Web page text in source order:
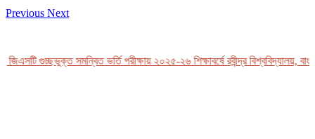
Previous Next
গুচ্ছভুক্ত সমন্বিত ভর্তি পরীক্ষায় ২০২৫-২৬ শিক্ষাবর্ষে রবীন্দ্র বিশ্ববিদ্যালয়,